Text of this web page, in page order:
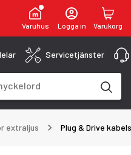
Varuhus Logga in Varukorg
Servicetjänster
extraljus Plug & Drive